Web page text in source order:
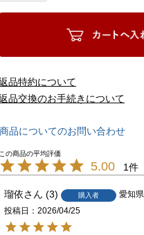
品特約について
品交換のお手続きについて
商品についてのお問い合わせ
5.00 1
瑠依 3 購入者 愛知県
投稿日
2026/04/25